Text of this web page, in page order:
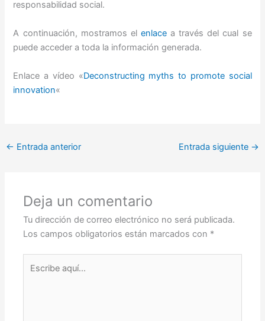
responsabilidad social.
A continuación, mostramos el enlacea través del cual se
puede acceder a toda la información generada.
Enlace a vídeo «Deconstructing myths to promote social
innovation«
← Entrada anterior Entrada siguiente →
Deja un comentario
Tu dirección de correo electrónico no será publicada.
Los campos obligatorios están marcados con *
aquí...